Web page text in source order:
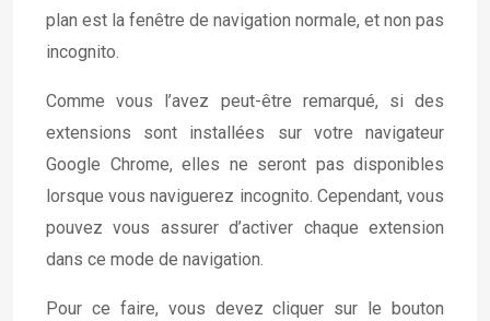
plan est la fenêtre de navigation normale, et non pas
incognito.
Comme vous l’avez peut-être remarqué, si des
extensions sont installées sur votre navigateur
Google Chrome, elles ne seront pas disponibles
lorsque vous naviguerez incognito. Cependant, vous
pouvez vous assurer d’activer chaque extension
dans ce mode de navigation.
Pour ce faire, vous devez cliquer sur le bouton